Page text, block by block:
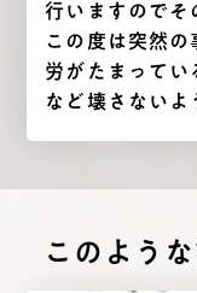
行いますのでそ
この度は突然の
労がたまってい
など壊さないよ
このよう